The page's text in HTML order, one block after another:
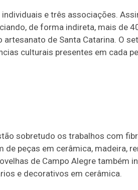
e três associações.
de forma indireta, mais de
de Santa Catarina. O
culturais presentes em cada
sobretudo os trabalhos com
peças em cerâmica, madeira,
de Campo Alegre também
e decorativos em cerâmica.